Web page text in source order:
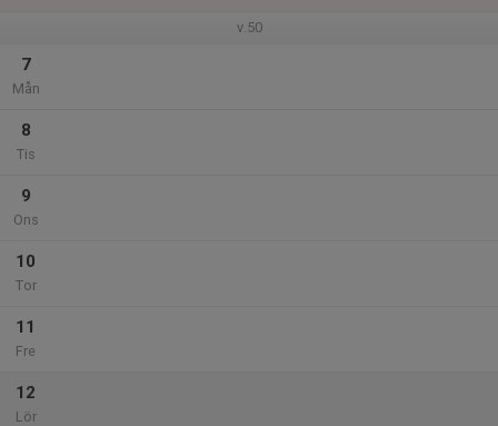
v.50
7
Mån
8
Tis
9
Ons
10
Tor
11
Fre
12
Lör